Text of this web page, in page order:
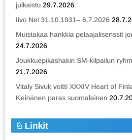
julkaistu 29.7.2026
Iivo Nei 31.10.1931– 6.7.2026
Muistakaa hankkia pelaajalisenssit
24.7.2026
Joukkuepikashakin SM-kilpailun
21.7.2026
Vitaly Sivuk voitti XXXIV Heart of
Keinänen paras suomalainen
Linkit